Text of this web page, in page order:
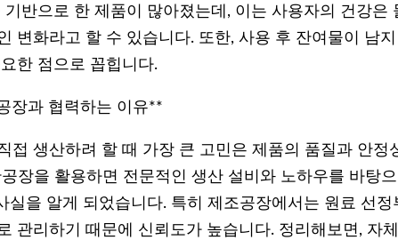
반으로 한 제품이 많아졌는데, 이는 사용자의 건강은
변화라고 할 수 있습니다. 또한, 사용 후 잔여물이 남
한 점으로 꼽힙니다.
장과 협력하는 이유**
접 생산하려 할 때 가장 큰 고민은 제품의 품질과 안정
장을 활용하면 전문적인 생산 설비와 노하우를 바탕
실을 알게 되었습니다. 특히 제조공장에서는 원료 선정
관리하기 때문에 신뢰도가 높습니다. 정리해보면, 자